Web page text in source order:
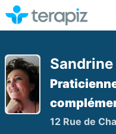
Sandrine
12 Rue de